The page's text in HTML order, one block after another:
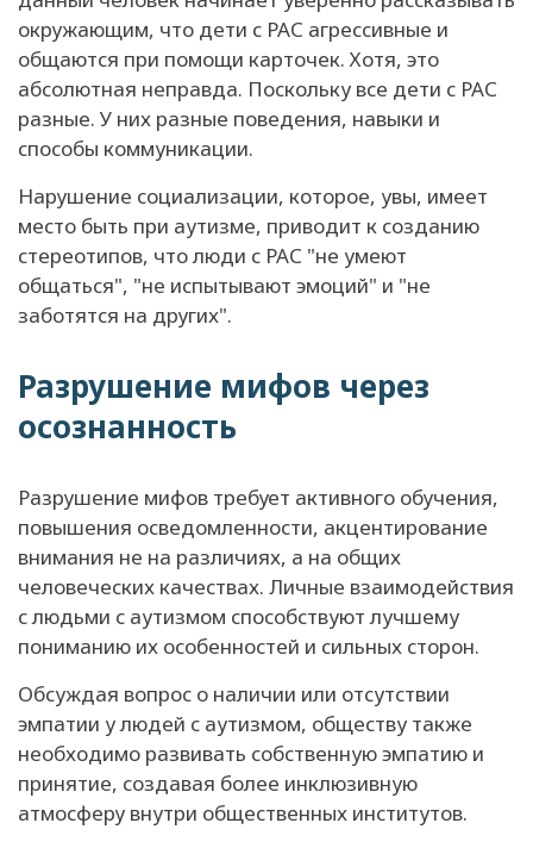
окружающим, что дети с РАС агрессивные и
общаются при помощи карточек. Хотя, это
абсолютная неправда. Поскольку все дети с РАС
разные. У них разные поведения, навыки и
способы коммуникации.
Нарушение социализации, которое, увы, имеет
место быть при аутизме, приводит к созданию
стереотипов, что люди с РАС "не умеют
общаться", "не испытывают эмоций" и "не
заботятся на других".
Разрушение мифов через
осознанность
Разрушение мифов требует активного обучения,
повышения осведомленности, акцентирование
внимания не на различиях, а на общих
человеческих качествах. Личные взаимодействия
с людьми с аутизмом способствуют лучшему
пониманию их особенностей и сильных сторон.
Обсуждая вопрос о наличии или отсутствии
эмпатии у людей с аутизмом, обществу также
необходимо развивать собственную эмпатию и
принятие, создавая более инклюзивную
атмосферу внутри общественных институтов.